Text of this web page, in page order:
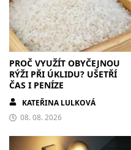
PROČ VYUŽÍT OBYČEJNOU
RÝŽI PŘI ÚKLIDU? UŠETŘÍ
ČAS I PENÍZE
KATEŘINA LULKOVÁ
08. 08. 2026